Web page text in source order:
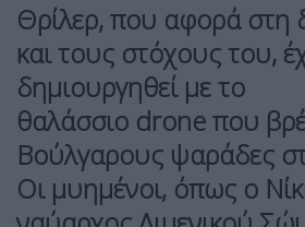
Θρίλερ, που αφορά στη
και τους στόχους του,
δημιουργηθεί με το
θαλάσσιο droneπου
Βούλγαρους ψαράδες
Οι μυημένοι, όπως ο